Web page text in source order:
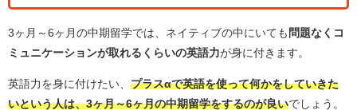
3ヶ月～6ヶ月の中期留学では、ネイティブの中にいても 問題なくコ
ミュニケーションが取れるくらいの英語力が身に付きます。
英語力を身に付けたい、 プラスαで英語を使って何かをしていきた
いという人は、3ヶ月～6ヶ月の中期留学をするのが良いでしょう。